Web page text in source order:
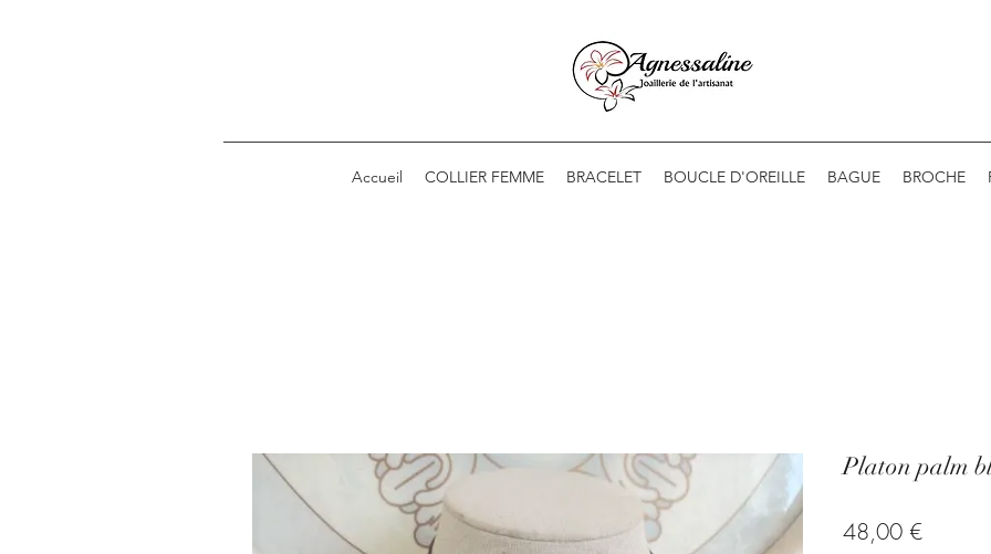
Accueil COLLIER FEMME BRACELET BOUCLE D'OREILLE BAGUE BROCHE
Platon palm
48,00 €Prezzo